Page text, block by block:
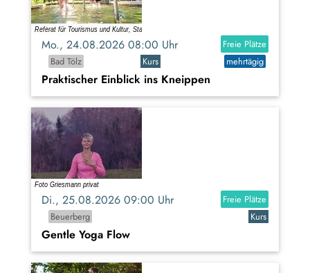
Mo., 24.08.2026 08:00 Uhr
Freie Plätze
Bad Tölz
Kurs mehrtägig
Praktischer Einblick ins Kneippen
Di., 25.08.2026 09:00 Uhr
Freie Plätze
Beuerberg
Kurs
Gentle Yoga Flow